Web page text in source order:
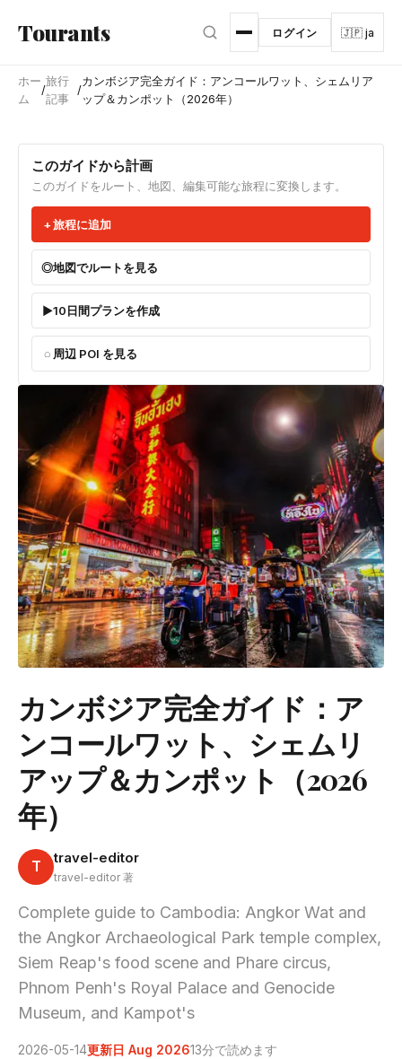
Tourants ログイン 🇯🇵 ja
ホー
ム
/
旅行
記事
/
カンボジア完全ガイド：アンコールワット、シェムリア
ップ＆カンポット（2026年）
このガイドから計画
このガイドをルート、地図、編集可能な旅程に変換します。
旅程に追加
地図でルートを見る
10日間プランを作成
周辺 POI を見る
カンボジア完全ガイド：ア
ンコールワット、シェムリ
アップ＆カンポット（2026
年）
T travel-editor
travel-editor 著
Complete guide to Cambodia: Angkor Wat and
the Angkor Archaeological Park temple complex,
Siem Reap's food scene and Phare circus,
Phnom Penh's Royal Palace and Genocide
Museum, and Kampot's
2026-05-14更新日 Aug 202613分で読めます